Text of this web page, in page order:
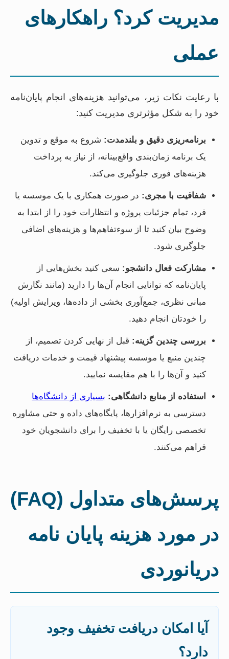
مدیریت کرد؟ راهکارهای
عملی
با رعایت نکات زیر، می‌توانید هزینه‌های انجام پایان‌نامه
خود را به شکل مؤثرتری مدیریت کنید:
برنامه‌ریزی دقیق و بلندمدت: شروع به موقع و تدوین
یک برنامه زمان‌بندی واقع‌بینانه، از نیاز به پرداخت
هزینه‌های فوری جلوگیری می‌کند.
شفافیت با مجری: در صورت همکاری با یک موسسه یا
فرد، تمام جزئیات پروژه و انتظارات خود را از ابتدا به
وضوح بیان کنید تا از سوءتفاهم‌ها و هزینه‌های اضافی
جلوگیری شود.
مشارکت فعال دانشجو: سعی کنید بخش‌هایی از
پایان‌نامه که توانایی انجام آن‌ها را دارید (مانند نگارش
مبانی نظری، جمع‌آوری بخشی از داده‌ها، ویرایش اولیه)
را خودتان انجام دهید.
بررسی چندین گزینه: قبل از نهایی کردن تصمیم، از
چندین منبع یا موسسه پیشنهاد قیمت و خدمات دریافت
کنید و آن‌ها را با هم مقایسه نمایید.
استفاده از منابع دانشگاهی: بسیاری از دانشگاه‌ها
دسترسی به نرم‌افزارها، پایگاه‌های داده و حتی مشاوره
تخصصی رایگان یا با تخفیف را برای دانشجویان خود
فراهم می‌کنند.
پرسش‌های متداول (FAQ)
در مورد هزینه پایان نامه
دریانوردی
آیا امکان دریافت تخفیف وجود
دارد؟